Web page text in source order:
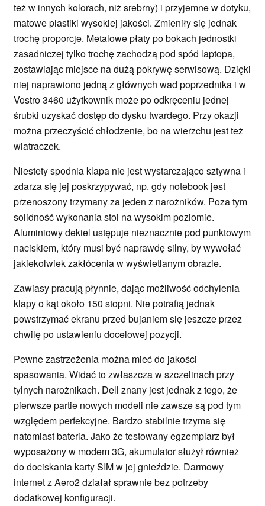
też w innych kolorach, niż srebrny) i przyjemne w dotyku,
matowe plastiki wysokiej jakości. Zmieniły się jednak
trochę proporcje. Metalowe płaty po bokach jednostki
zasadniczej tylko trochę zachodzą pod spód laptopa,
zostawiając miejsce na dużą pokrywę serwisową. Dzięki
niej naprawiono jedną z głównych wad poprzednika i w
Vostro 3460 użytkownik może po odkręceniu jednej
śrubki uzyskać dostęp do dysku twardego. Przy okazji
można przeczyścić chłodzenie, bo na wierzchu jest też
wiatraczek.
Niestety spodnia klapa nie jest wystarczająco sztywna i
zdarza się jej poskrzypywać, np. gdy notebook jest
przenoszony trzymany za jeden z narożników. Poza tym
solidność wykonania stoi na wysokim poziomie.
Aluminiowy dekiel ustępuje nieznacznie pod punktowym
naciskiem, który musi być naprawdę silny, by wywołać
jakiekolwiek zakłócenia w wyświetlanym obrazie.
Zawiasy pracują płynnie, dając możliwość odchylenia
klapy o kąt około 150 stopni. Nie potrafią jednak
powstrzymać ekranu przed bujaniem się jeszcze przez
chwilę po ustawieniu docelowej pozycji.
Pewne zastrzeżenia można mieć do jakości
spasowania. Widać to zwłaszcza w szczelinach przy
tylnych narożnikach. Dell znany jest jednak z tego, że
pierwsze partie nowych modeli nie zawsze są pod tym
względem perfekcyjne. Bardzo stabilnie trzyma się
natomiast bateria. Jako że testowany egzemplarz był
wyposażony w modem 3G, akumulator służył również
do dociskania karty SIM w jej gnieździe. Darmowy
internet z Aero2 działał sprawnie bez potrzeby
dodatkowej konfiguracji.